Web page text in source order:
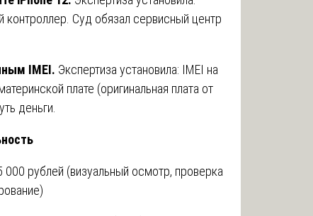
контроллер. Суд обязал сервисный центр
IMEI. Экспертиза установила: IMEI на
плате (оригинальная плата от
деньги.
000 рублей (визуальный осмотр, проверка